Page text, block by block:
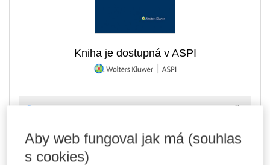
Kniha je dostupná v ASPI
E-kniha Smarteca + soubory ke stažení
Aby web fungoval jak má (souhlas
s cookies)